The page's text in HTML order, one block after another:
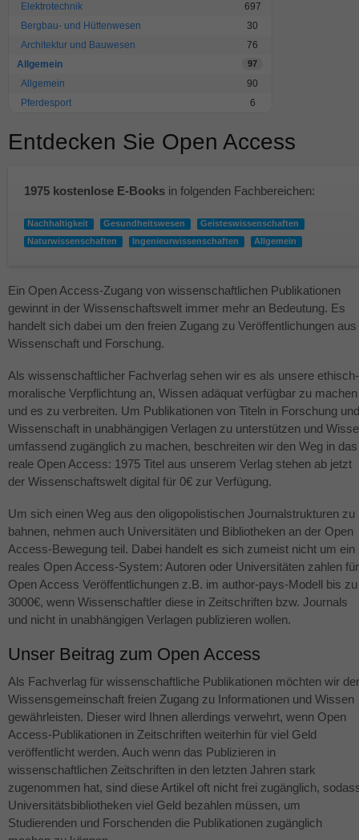
Elektrotechnik
697
Bergbau- und Hüttenwesen
30
Architektur und Bauwesen
76
Allgemein
97
Allgemein
90
Pferdesport
6
Entdecken Sie Open Access
1975 kostenlose E-Books in folgenden Fachbereichen:
Nachhaltigkeit Gesundheitswesen
Geisteswissenschaften
Naturwissenschaften
Ingenieurwissenschaften Allgemein
Ein Open Access-Zugang von wissenschaftlichen Publikationen
gewinnt in der Wissenschaftswelt immer mehr an Bedeutung. Es
handelt sich dabei um den freien Zugang zu Veröffentlichungen aus
Wissenschaft und Forschung.
Als wissenschaftlicher Fachverlag sehen wir es als unsere ethisch-
moralische Verpflichtung an, Wissen adäquat verfügbar zu machen
und es zu verbreiten. Um Publikationen von Titeln in Forschung und
Wissenschaft in unabhängigen Verlagen zu unterstützen und
umfassend zugänglich zu machen, beschreiten wir den Weg in das
reale Open Access: 1975 Titel aus unserem Verlag stehen ab jetzt
der Wissenschaftswelt digital für 0€ zur Verfügung.
Um sich einen Weg aus den oligopolistischen Journalstrukturen zu
bahnen, nehmen auch Universitäten und Bibliotheken an der Open
Access-Bewegung teil. Dabei handelt es sich zumeist nicht um ein
reales Open Access-System: Autoren oder Universitäten zahlen für
Open Access Veröffentlichungen z.B. im author-pays-Modell bis zu
3000€, wenn Wissenschaftler diese in Zeitschriften bzw. Journals
und nicht in unabhängigen Verlagen publizieren wollen.
Unser Beitrag zum Open Access
Als Fachverlag für wissenschaftliche Publikationen möchten wir der
Wissensgemeinschaft freien Zugang zu Informationen und Wissen
gewährleisten. Dieser wird Ihnen allerdings verwehrt, wenn Open
Access-Publikationen in Zeitschriften weiterhin für viel Geld
veröffentlicht werden. Auch wenn das Publizieren in
wissenschaftlichen Zeitschriften in den letzten Jahren stark
zugenommen hat, sind diese Artikel oft nicht frei zugänglich,
Universitätsbibliotheken viel Geld bezahlen müssen, um
Studierenden und Forschenden die Publikationen zugänglich